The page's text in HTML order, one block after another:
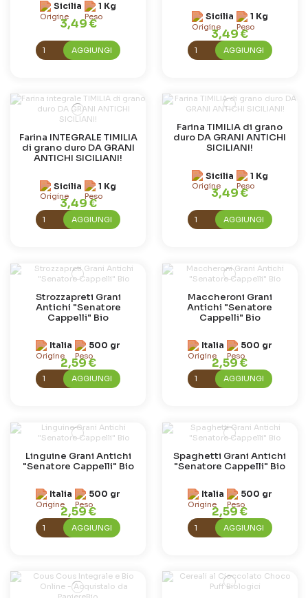
Sicilia 1 Kg
3,49 €
AGGIUNGI
Sicilia 1 Kg
3,49 €
AGGIUNGI
Farina INTEGRALE TIMILIA
di grano duro DA GRANI
ANTICHI SICILIANI!
Sicilia 1 Kg
3,49 €
AGGIUNGI
Farina TIMILIA di grano
duro DA GRANI ANTICHI
SICILIANI!
Sicilia 1 Kg
3,49 €
AGGIUNGI
Strozzapreti Grani
Antichi "Senatore
Cappelli" Bio
Italia 500 gr
2,59 €
AGGIUNGI
Maccheroni Grani
Antichi "Senatore
Cappelli" Bio
Italia 500 gr
2,59 €
AGGIUNGI
Linguine Grani Antichi
"Senatore Cappelli" Bio
Italia 500 gr
2,59 €
AGGIUNGI
Spaghetti Grani Antichi
"Senatore Cappelli" Bio
Italia 500 gr
2,59 €
AGGIUNGI